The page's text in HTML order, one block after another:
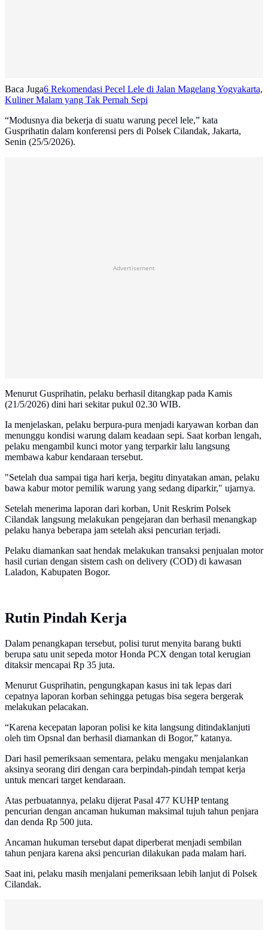
Baca Juga6 Rekomendasi Pecel Lele di Jalan Magelang Yogyakarta,
Kuliner Malam yang Tak Pernah Sepi
“Modusnya dia bekerja di suatu warung pecel lele,” kata
Gusprihatin dalam konferensi pers di Polsek Cilandak, Jakarta,
Senin (25/5/2026).
Advertisement
Menurut Gusprihatin, pelaku berhasil ditangkap pada Kamis
(21/5/2026) dini hari sekitar pukul 02.30 WIB.
Ia menjelaskan, pelaku berpura-pura menjadi karyawan korban dan
menunggu kondisi warung dalam keadaan sepi. Saat korban lengah,
pelaku mengambil kunci motor yang terparkir lalu langsung
membawa kabur kendaraan tersebut.
"Setelah dua sampai tiga hari kerja, begitu dinyatakan aman, pelaku
bawa kabur motor pemilik warung yang sedang diparkir," ujarnya.
Setelah menerima laporan dari korban, Unit Reskrim Polsek
Cilandak langsung melakukan pengejaran dan berhasil menangkap
pelaku hanya beberapa jam setelah aksi pencurian terjadi.
Pelaku diamankan saat hendak melakukan transaksi penjualan motor
hasil curian dengan sistem cash on delivery (COD) di kawasan
Laladon, Kabupaten Bogor.
Rutin Pindah Kerja
Dalam penangkapan tersebut, polisi turut menyita barang bukti
berupa satu unit sepeda motor Honda PCX dengan total kerugian
ditaksir mencapai Rp 35 juta.
Menurut Gusprihatin, pengungkapan kasus ini tak lepas dari
cepatnya laporan korban sehingga petugas bisa segera bergerak
melakukan pelacakan.
“Karena kecepatan laporan polisi ke kita langsung ditindaklanjuti
oleh tim Opsnal dan berhasil diamankan di Bogor,” katanya.
Dari hasil pemeriksaan sementara, pelaku mengaku menjalankan
aksinya seorang diri dengan cara berpindah-pindah tempat kerja
untuk mencari target kendaraan.
Atas perbuatannya, pelaku dijerat Pasal 477 KUHP tentang
pencurian dengan ancaman hukuman maksimal tujuh tahun penjara
dan denda Rp 500 juta.
Ancaman hukuman tersebut dapat diperberat menjadi sembilan
tahun penjara karena aksi pencurian dilakukan pada malam hari.
Saat ini, pelaku masih menjalani pemeriksaan lebih lanjut di Polsek
Cilandak.